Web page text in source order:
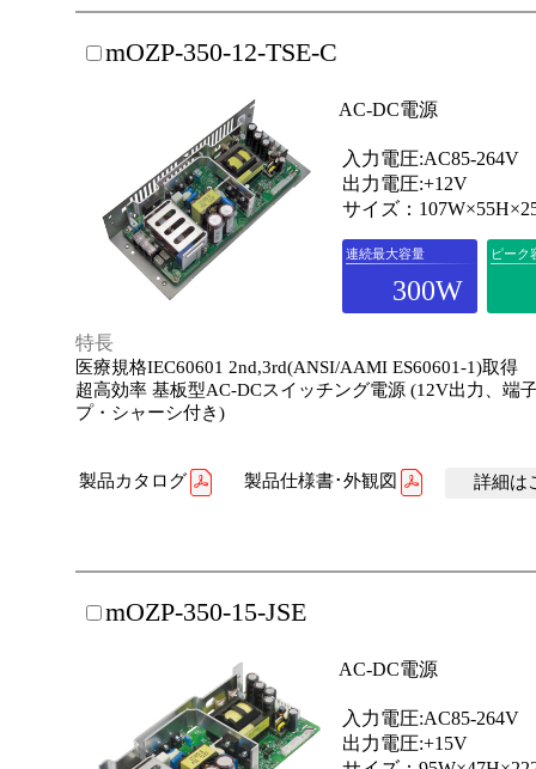
mOZP-350-12-TSE-C
AC-DC電源
入力電圧:AC85-264V
出力電圧:+12V
サイズ：
連続最大容量
300W
ピーク
特長
医療規格IEC60601 2nd,3rd(ANSI/AAMI ES60601-1)取得
超高効率 基板型AC-DCスイッチング電源 (12V出力、端
プ・シャーシ付き)
製品カタログ 製品仕様書･外観図 詳細は
mOZP-350-15-JSE
AC-DC電源
入力電圧:AC85-264V
出力電圧:+15V